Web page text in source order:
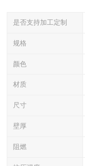
是否支持加工定制
规格
颜色
材质
尺寸
壁厚
阻燃